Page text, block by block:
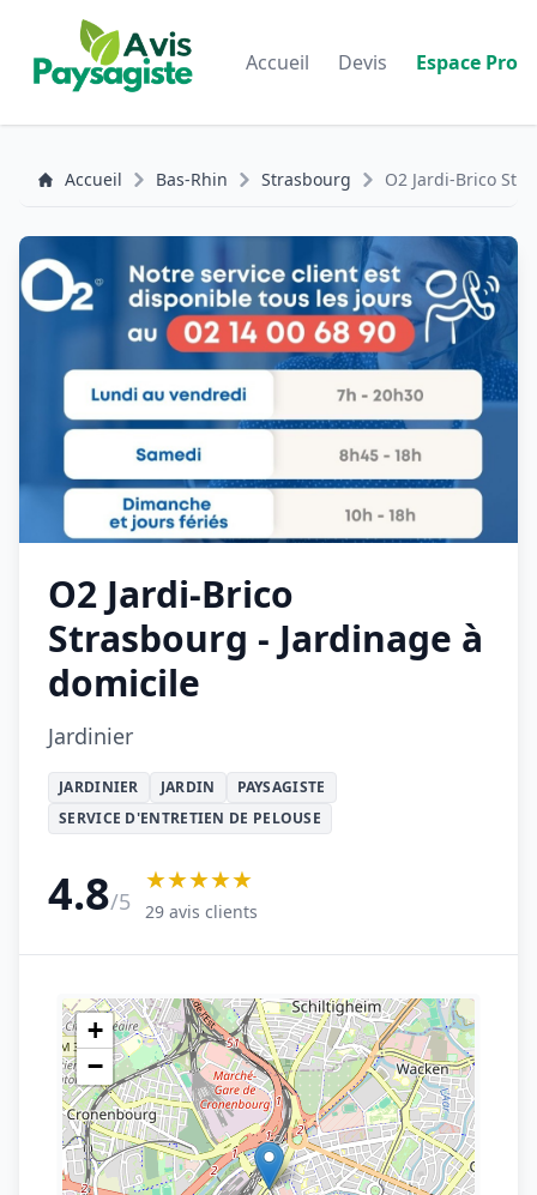
Accueil Devis Espace Pro
Accueil Bas-Rhin Strasbourg O2 Jardi-Brico
O2 Jardi-Brico
Strasbourg - Jardinage à
domicile
Jardinier
JARDINIER JARDIN
PAYSAGISTE
SERVICE D'ENTRETIEN DE PELOUSE
4.8/5
★★★★★
29 avis clients
+
−